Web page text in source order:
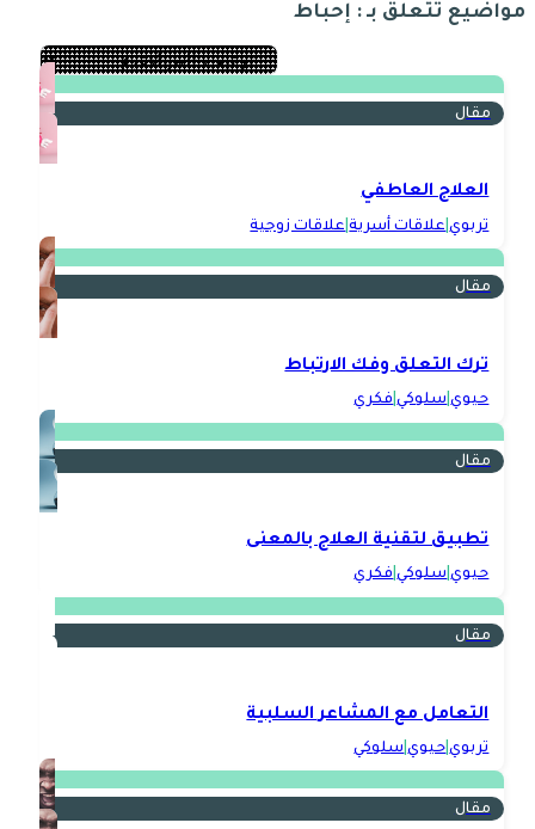
مواضيع تتعلق بـ : إحباط
مقال
العلاج العاطفي
تربوي| علاقات أسرية| علاقات زوجية
مقال
ترك التعلق وفك الارتباط
حيوي|سلوكي|فكري
مقال
تطبيق لتقنية العلاج بالمعنى
حيوي|سلوكي|فكري
مقال
التعامل مع المشاعر السلبية
تربوي|حيوي|سلوكي
مقال